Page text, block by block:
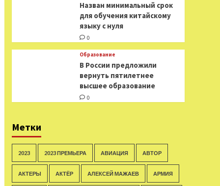
Назван минимальный срок
для обучения китайскому
языку с нуля
0
Образование
В России предложили
вернуть пятилетнее
высшее образование
0
Метки
2023 2023 ПРЕМЬЕРА АВИАЦИЯ АВТОР
АКТЕРЫ АКТЁР АЛЕКСЕЙ МАЖАЕВ АРМИЯ